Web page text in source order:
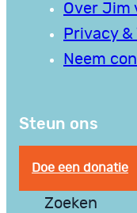
Over Jim
Privacy
Neem
Steun ons
Doe een donatie
Zoeken